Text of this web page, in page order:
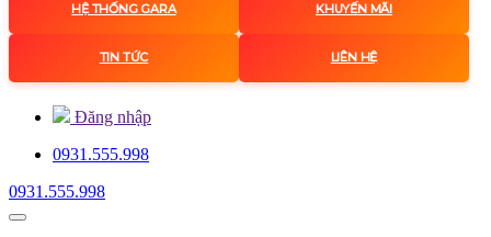
HỆ THỐNG GARA KHUYẾN MÃI
TIN TỨC LIÊN HỆ
Đăng nhập
0931.555.998
0931.555.998